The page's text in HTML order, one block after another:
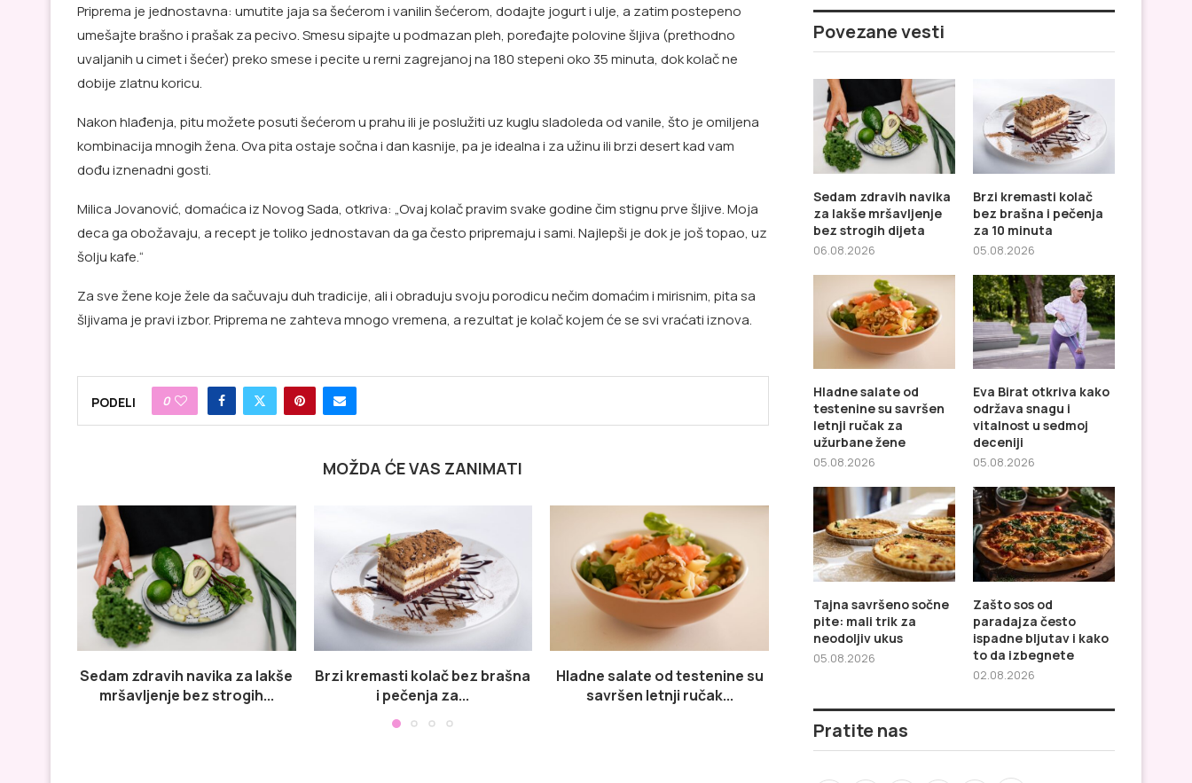
Priprema je jednostavna: umutite jaja sa šećerom i vanilin šećerom, dodajte jogurt i ulje, a zatim postepeno
umešajte brašno i prašak za pecivo. Smesu sipajte u podmazan pleh, poređajte polovine šljiva (prethodno
uvaljanih u cimet i šećer) preko smese i pecite u rerni zagrejanoj na 180 stepeni oko 35 minuta, dok kolač ne
dobije zlatnu koricu.
Nakon hlađenja, pitu možete posuti šećerom u prahu ili je poslužiti uz kuglu sladoleda od vanile, što je omiljena
kombinacija mnogih žena. Ova pita ostaje sočna i dan kasnije, pa je idealna i za užinu ili brzi desert kad vam
dođu iznenadni gosti.
Milica Jovanović, domaćica iz Novog Sada, otkriva: „Ovaj kolač pravim svake godine čim stignu prve šljive. Moja
deca ga obožavaju, a recept je toliko jednostavan da ga često pripremaju i sami. Najlepši je dok je još topao, uz
šolju kafe.“
Za sve žene koje žele da sačuvaju duh tradicije, ali i obraduju svoju porodicu nečim domaćim i mirisnim, pita sa
šljivama je pravi izbor. Priprema ne zahteva mnogo vremena, a rezultat je kolač kojem će se svi vraćati iznova.
PODELI 0
MOŽDA ĆE VAS ZANIMATI
Sedam zdravih navika za lakše
mršavljenje bez strogih...
Brzi kremasti kolač bez brašna
i pečenja za...
Hladne salate od testenine su
savršen letnji ručak...
Eva Birat otkriva kako održava
Povezane vesti
Sedam zdravih navika
za lakše mršavljenje
bez strogih dijeta
06.08.2026
Brzi kremasti kolač
bez brašna i pečenja
za 10 minuta
05.08.2026
Hladne salate od
testenine su savršen
letnji ručak za
užurbane žene
05.08.2026
Eva Birat otkriva kako
održava snagu i
vitalnost u sedmoj
deceniji
05.08.2026
Tajna savršeno sočne
pite: mali trik za
neodoljiv ukus
05.08.2026
Zašto sos od
paradajza često
ispadne bljutav i kako
to da izbegnete
02.08.2026
Pratite nas